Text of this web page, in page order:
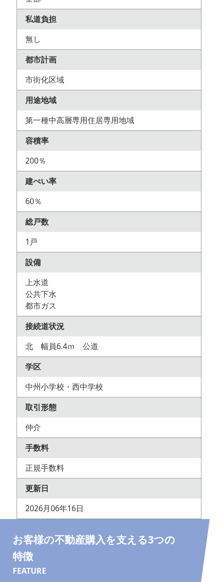
私道負担
無し
都市計画
市街化区域
用途地域
第一種中高層専用住居専用地域
容積率
200％
建ぺい率
60％
総戸数
1戸
設備
上水道
公共下水
都市ガス
接続道状況
北 幅員6.4ｍ 公道
学区
中州小学校・西中学校
取引形態
仲介
手数料
正規手数料
更新日
2026月06年16日
お客様の不動産購入を支える3つの
特徴
FEATURE